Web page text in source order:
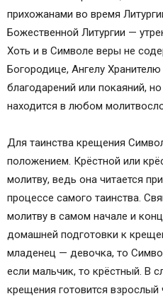
прихожанами во время
Божественной Литургии —
Хоть и в Символе веры не
Богородице, Ангелу
благодарений или покаяний,
находится в любом
Для таинства крещения
положением. Крёстной или
молитву, ведь она читается
процессе самого таинства.
молитву в самом начале и
домашней подготовки к
младенец — девочка, то
если мальчик, то крёстный. В
крещения готовится